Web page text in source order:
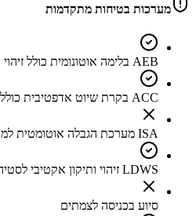
מערכות בטיחות מתקדמות
AEB בלימה אוטונומית כולל זיהוי הולכי רגל ואופניים
ACC בקרת שיוט אדפטיבית כולל סיוע בפקקים
ISA מערכת הגבלה אוטומטית למהירות הרכב
LDWS זיהוי ותיקון אקטיבי לסטיה מנתיב
סיוע בכניסה לצמתים